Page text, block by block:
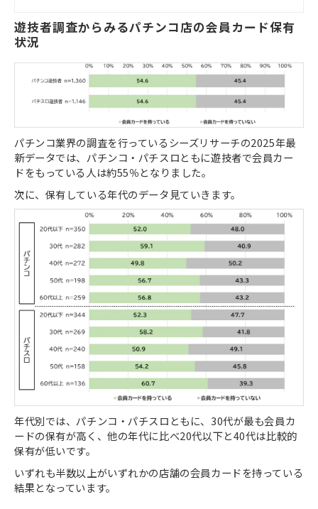
遊技者調査からみるパチンコ店の会員カード保有
状況
パチンコ業界の調査を行っているシーズリサーチの2025年最
新データでは、パチンコ・パチスロともに遊技者で会員カー
ドをもっている人は約55％となりました。
次に、保有している年代のデータ見ていきます。
年代別では、パチンコ・パチスロともに、30代が最も会員カ
ードの保有が高く、他の年代に比べ20代以下と40代は比較的
保有が低いです。
いずれも半数以上がいずれかの店舗の会員カードを持っている
結果となっています。